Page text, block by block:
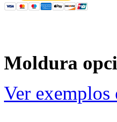
Moldura
Ver